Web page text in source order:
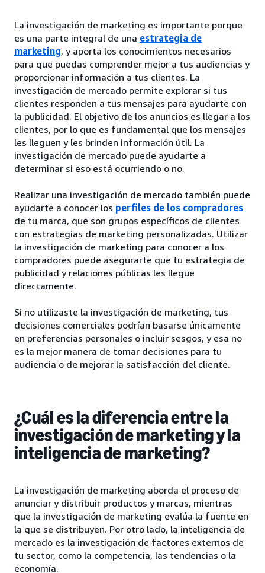
La investigación de marketing es importante porque
es una parte integral de una estrategia de
marketing, y aporta los conocimientos necesarios
para que puedas comprender mejor a tus audiencias y
proporcionar información a tus clientes. La
investigación de mercado permite explorar si tus
clientes responden a tus mensajes para ayudarte con
la publicidad. El objetivo de los anuncios es llegar a los
clientes, por lo que es fundamental que los mensajes
les lleguen y les brinden información útil. La
investigación de mercado puede ayudarte a
determinar si eso está ocurriendo o no.
Realizar una investigación de mercado también puede
ayudarte a conocer los perfiles de los compradores
de tu marca, que son grupos específicos de clientes
con estrategias de marketing personalizadas. Utilizar
la investigación de marketing para conocer a los
compradores puede asegurarte que tu estrategia de
publicidad y relaciones públicas les llegue
directamente.
Si no utilizaste la investigación de marketing, tus
decisiones comerciales podrían basarse únicamente
en preferencias personales o incluir sesgos, y esa no
es la mejor manera de tomar decisiones para tu
audiencia o de mejorar la satisfacción del cliente.
¿Cuál es la diferencia entre la
investigación de marketing y la
inteligencia de marketing?
La investigación de marketing aborda el proceso de
anunciar y distribuir productos y marcas, mientras
que la investigación de marketing evalúa la fuente en
la que se distribuyen. Por otro lado, la inteligencia de
mercado es la investigación de factores externos de
tu sector, como la competencia, las tendencias o la
economía.